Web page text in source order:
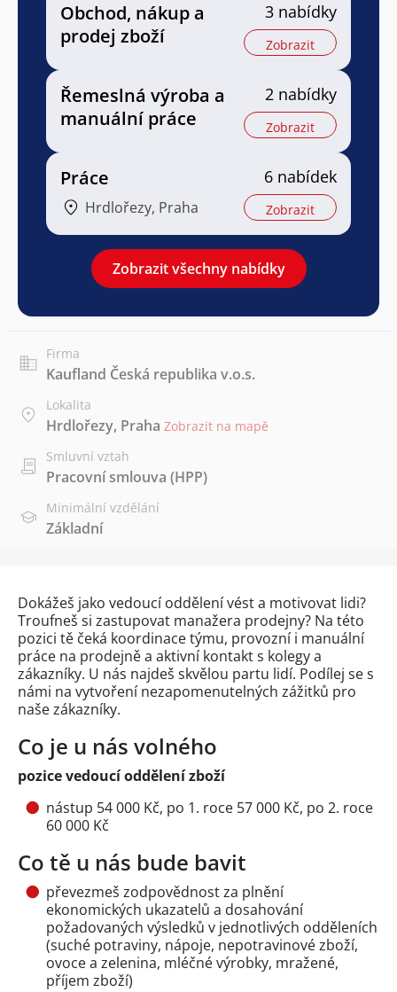
Obchod, nákup a
prodej zboží
3 nabídky
Zobrazit
Řemeslná výroba a
manuální práce
2 nabídky
Zobrazit
Práce
Hrdlořezy, Praha
6 nabídek
Zobrazit
Zobrazit všechny nabídky
Firma
Kaufland Česká republika v.o.s.
Lokalita
Hrdlořezy, Praha Zobrazit na mapě
Smluvní vztah
Pracovní smlouva (HPP)
Minimální vzdělání
Základní
Dokážeš jako vedoucí oddělení vést a motivovat lidi?
Troufneš si zastupovat manažera prodejny? Na této
pozici tě čeká koordinace týmu, provozní i manuální
práce na prodejně a aktivní kontakt s kolegy a
zákazníky. U nás najdeš skvělou partu lidí. Podílej se s
námi na vytvoření nezapomenutelných zážitků pro
naše zákazníky.
Co je u nás volného
pozice vedoucí oddělení zboží
nástup 54 000 Kč, po 1. roce 57 000 Kč, po 2. roce
60 000 Kč
Co tě u nás bude bavit
převezmeš zodpovědnost za plnění
ekonomických ukazatelů a dosahování
požadovaných výsledků v jednotlivých odděleních
(suché potraviny, nápoje, nepotravinové zboží,
ovoce a zelenina, mléčné výrobky, mražené,
příjem zboží)